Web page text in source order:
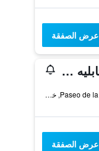
عرض الصفقة
كونديستابليه ايرانزو
Paseo de la Estación 32, خاين, منطقة أندلوسيا, أسبانيا
عرض الصفقة